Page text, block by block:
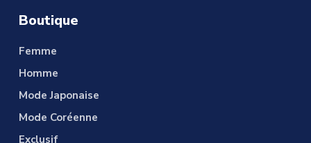
Boutique
Femme
Homme
Mode Japonaise
Mode Coréenne
Exclusif